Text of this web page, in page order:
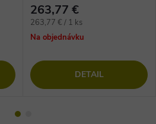
263,77 €
Jednotková
cena:
263,77 € / 1 ks
Na objednávku
DETAIL